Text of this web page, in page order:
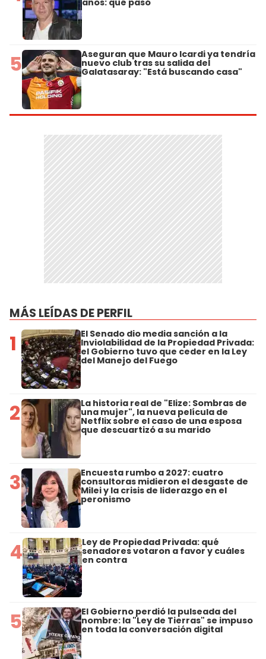
años: qué pasó
5 Aseguran que Mauro Icardi ya tendría
nuevo club tras su salida del
Galatasaray: "Está buscando casa"
MÁS LEÍDAS DE PERFIL
1 El Senado dio media sanción a la
Inviolabilidad de la Propiedad Privada:
el Gobierno tuvo que ceder en la Ley
del Manejo del Fuego
2 La historia real de "Elize: Sombras de
una mujer", la nueva película de
Netflix sobre el caso de una esposa
que descuartizó a su marido
3 Encuesta rumbo a 2027: cuatro
consultoras midieron el desgaste de
Milei y la crisis de liderazgo en el
peronismo
4 Ley de Propiedad Privada: qué
senadores votaron a favor y cuáles
en contra
5 El Gobierno perdió la pulseada del
nombre: la "Ley de Tierras" se impuso
en toda la conversación digital